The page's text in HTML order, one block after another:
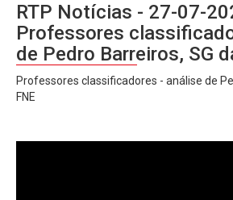
RTP Notícias - 27-07-
Professores
de Pedro Barreiros, SG
Professores classificadores - análise de
FNE